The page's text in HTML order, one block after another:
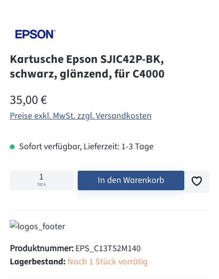
Kartusche Epson SJIC42P-BK,
schwarz, glänzend, für C4000
Regulärer Preis:
35,00 €
Preise exkl. MwSt. zzgl. Versandkosten
Sofort verfügbar, Lieferzeit: 1-3 Tage
Stck In den Warenkorb
Produktnummer: EPS_C13T52M140
Lagerbestand: Noch 1 Stück vorrätig